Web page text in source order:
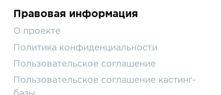
Правовая информация
О проекте
Политика конфиденциальности
Пользовательское соглашение
Пользовательское соглашение кастинг-
базы